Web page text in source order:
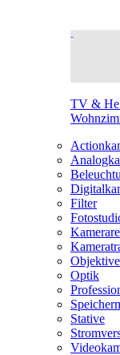
TV &
Filter
Objektive
Optik
Stative